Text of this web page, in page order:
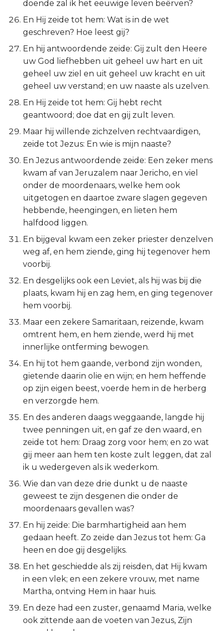
doende zal ik het eeuwige leven beërven?
En Hij zeide tot hem: Wat is in de wet
geschreven? Hoe leest gij?
En hij antwoordende zeide: Gij zult den Heere
uw God liefhebben uit geheel uw hart en uit
geheel uw ziel en uit geheel uw kracht en uit
geheel uw verstand; en uw naaste als uzelven.
En Hij zeide tot hem: Gij hebt recht
geantwoord; doe dat en gij zult leven.
Maar hij willende zichzelven rechtvaardigen,
zeide tot Jezus: En wie is mijn naaste?
En Jezus antwoordende zeide: Een zeker mens
kwam af van Jeruzalem naar Jericho, en viel
onder de moordenaars, welke hem ook
uitgetogen en daartoe zware slagen gegeven
hebbende, heengingen, en lieten hem
halfdood liggen.
En bijgeval kwam een zeker priester denzelven
weg af, en hem ziende, ging hij tegenover hem
voorbij.
En desgelijks ook een Leviet, als hij was bij die
plaats, kwam hij en zag hem, en ging tegenover
hem voorbij.
Maar een zekere Samaritaan, reizende, kwam
omtrent hem, en hem ziende, werd hij met
innerlijke ontferming bewogen.
En hij tot hem gaande, verbond zijn wonden,
gietende daarin olie en wijn; en hem heffende
op zijn eigen beest, voerde hem in de herberg
en verzorgde hem.
En des anderen daags weggaande, langde hij
twee penningen uit, en gaf ze den waard, en
zeide tot hem: Draag zorg voor hem; en zo wat
gij meer aan hem ten koste zult leggen, dat zal
ik u wedergeven als ik wederkom.
Wie dan van deze drie dunkt u de naaste
geweest te zijn desgenen die onder de
moordenaars gevallen was?
En hij zeide: Die barmhartigheid aan hem
gedaan heeft. Zo zeide dan Jezus tot hem: Ga
heen en doe gij desgelijks.
En het geschiedde als zij reisden, dat Hij kwam
in een vlek; en een zekere vrouw, met name
Martha, ontving Hem in haar huis.
En deze had een zuster, genaamd Maria, welke
ook zittende aan de voeten van Jezus, Zijn